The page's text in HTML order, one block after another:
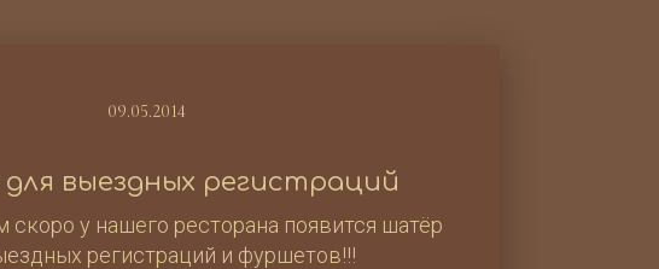
09.05.2014
выездных регистраций
скоро у нашего ресторана появится шатёр
регистраций и фуршетов!!!